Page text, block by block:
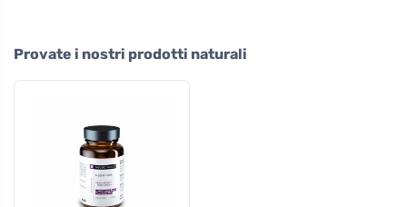
Provate i nostri prodotti naturali